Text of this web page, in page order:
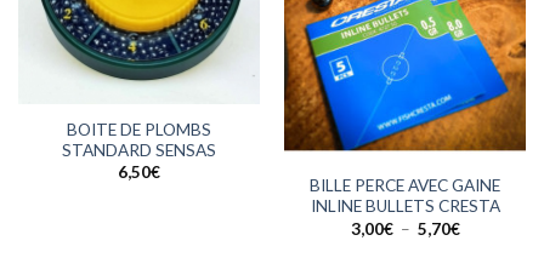
BOITE DE PLOMBS
STANDARD SENSAS
6,50€
BILLE PERCE AVEC GAINE
INLINE BULLETS CRESTA
3,00€ – 5,70€Plage